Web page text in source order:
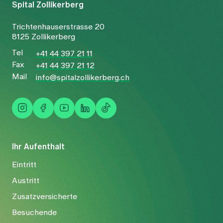
Ihr Aufenthalt
Eintritt
Austritt
Zusatzversicherte
Besuchende
Spital Zollikerberg
Trichtenhauserstrasse 20
8125 Zollikerberg
Tel
+41 44 397 21 11
Fax
+41 44 397 21 12
Mail
info@spitalzollikerberg.ch